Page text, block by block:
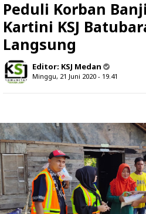
Peduli Korban
Kartini KSJ
Langsung
Editor: KSJ Medan
Minggu, 21 Juni 2020 - 19.41